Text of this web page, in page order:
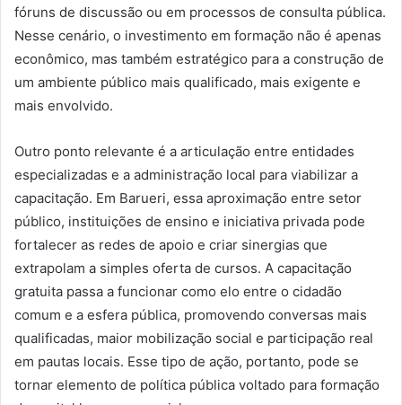
fóruns de discussão ou em processos de consulta pública.
Nesse cenário, o investimento em formação não é apenas
econômico, mas também estratégico para a construção de
um ambiente público mais qualificado, mais exigente e
mais envolvido.
Outro ponto relevante é a articulação entre entidades
especializadas e a administração local para viabilizar a
capacitação. Em Barueri, essa aproximação entre setor
público, instituições de ensino e iniciativa privada pode
fortalecer as redes de apoio e criar sinergias que
extrapolam a simples oferta de cursos. A capacitação
gratuita passa a funcionar como elo entre o cidadão
comum e a esfera pública, promovendo conversas mais
qualificadas, maior mobilização social e participação real
em pautas locais. Esse tipo de ação, portanto, pode se
tornar elemento de política pública voltado para formação